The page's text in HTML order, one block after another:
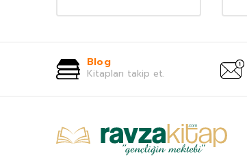
Blog
Kitapları takip et.